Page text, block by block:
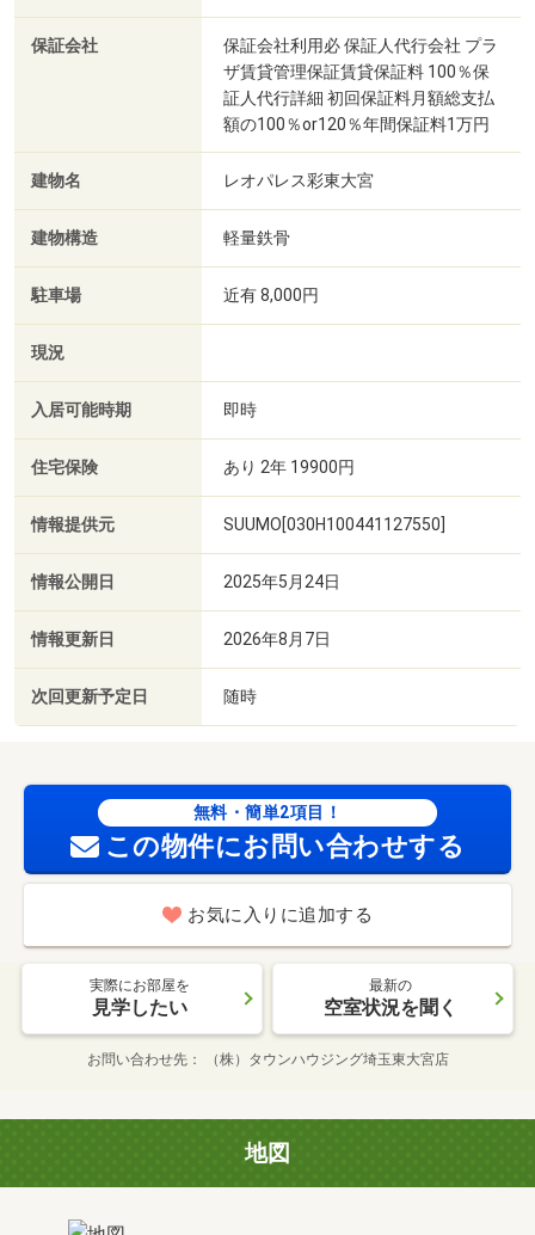
保証会社
保証会社利用必 保証人代行会社 プラ
ザ賃貸管理保証賃貸保証料 100％保
証人代行詳細 初回保証料月額総支払
額の100％or120％年間保証料1万円
建物名 レオパレス彩東大宮
建物構造 軽量鉄骨
駐車場 近有 8,000円
現況
入居可能時期 即時
住宅保険 あり 2年 19900円
情報提供元 SUUMO[030H100441127550]
情報公開日 2025年5月24日
情報更新日 2026年8月7日
次回更新予定日 随時
無料・簡単2項目！
この物件にお問い合わせする
お気に入りに追加する
実際にお部屋を
見学したい
最新の
空室状況を聞く
お問い合わせ先 （株）タウンハウジング埼玉東大宮店
地図